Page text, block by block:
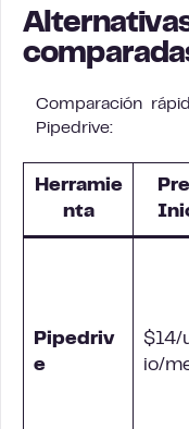
Comparación
Pipedrive:
Herramie
nta
Pipedriv
e
$14/
io/